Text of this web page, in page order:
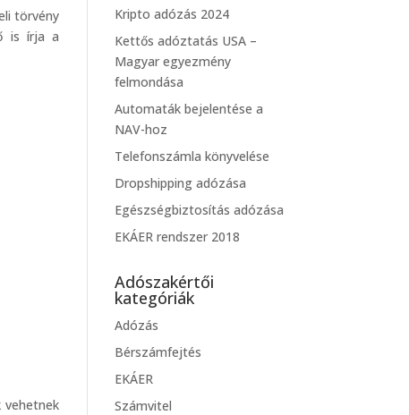
törvény
is írja a
vehetnek
Kripto adózás 2024
Kettős adóztatás USA –
Magyar egyezmény
felmondása
Automaták bejelentése a
NAV-hoz
Telefonszámla könyvelése
Dropshipping adózása
Egészségbiztosítás adózása
EKÁER rendszer 2018
Adószakértői
kategóriák
Adózás
Bérszámfejtés
EKÁER
Számvitel